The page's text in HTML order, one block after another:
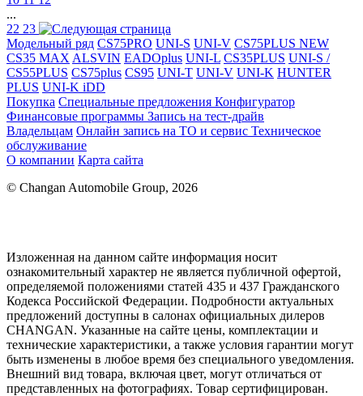
...
22 23
Модельный ряд CS75PRO UNI-S UNI-V CS75PLUS NEW
CS35 MAX ALSVIN EADOplus UNI-L CS35PLUS UNI-S /
CS55PLUS CS75plus CS95 UNI-T UNI-V UNI-K HUNTER
PLUS UNI-K iDD
Покупка Специальные предложения Конфигуратор
Финансовые программы Запись на тест-драйв
Владельцам Онлайн запись на ТО и сервис Техническое
обслуживание
О компании Карта сайта
© Changan Automobile Group, 2026
Изложенная на данном сайте информация носит
ознакомительный характер не является публичной офертой,
определяемой положениями статей 435 и 437 Гражданского
Кодекса Российской Федерации. Подробности актуальных
предложений доступны в салонах официальных дилеров
CHANGAN. Указанные на сайте цены, комплектации и
технические характеристики, а также условия гарантии могут
быть изменены в любое время без специального уведомления.
Внешний вид товара, включая цвет, могут отличаться от
представленных на фотографиях. Товар сертифицирован.